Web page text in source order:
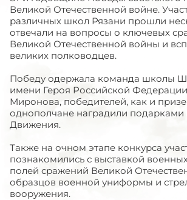
Великой Отечественной войне.
различных школ Рязани прошли
отвечали на вопросы о ключевых
Великой Отечественной войны и
великих полководцев.
Победу одержала команда школы
имени Героя Российской
Миронова, победителей, как и
однополчане наградили подарками
Движения.
Также на очном этапе конкурса
познакомились с выставкой
полей сражений Великой
образцов военной униформы и
вооружения.